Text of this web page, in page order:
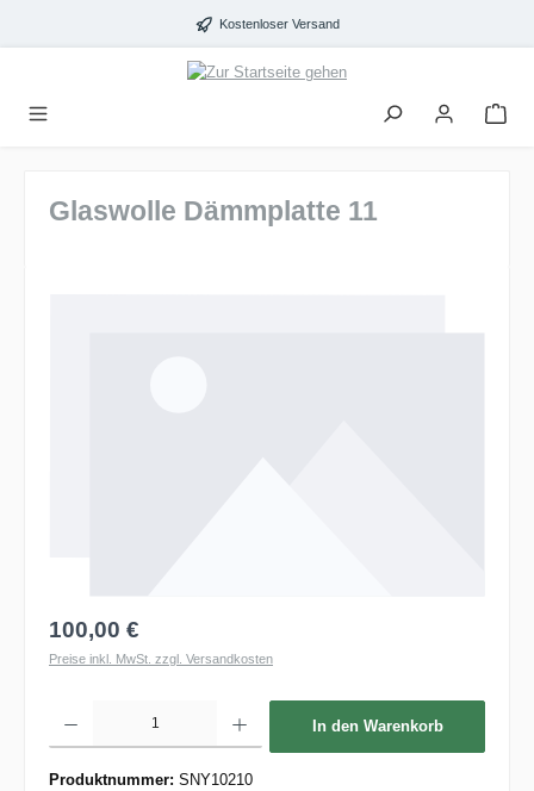
Kostenloser Versand
Glaswolle Dämmplatte 11
100,00 €
Preise inkl. MwSt. zzgl. Versandkosten
In den Warenkorb
Produktnummer: SNY10210